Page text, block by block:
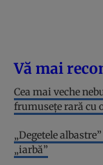
Vă mai
Cea mai veche
frumusețe rară cu
„Degetele
„iarbă”